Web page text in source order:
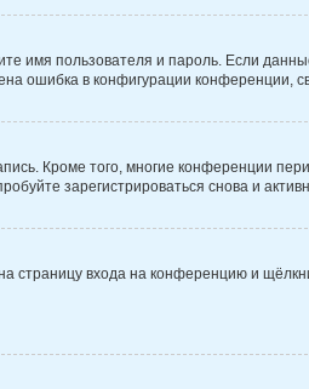
имя пользователя и пароль. Если
ошибка в конфигурации конференции,
Кроме того, многие конференции
зарегистрироваться снова и
страницу входа на конференцию и